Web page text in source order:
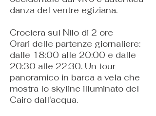
danza del ventre egiziana.
Crociera sul Nilo di 2 ore
Orari delle partenze giornaliere:
dalle 18:00 alle 20:00 e dalle
20:30 alle 22:30. Un tour
panoramico in barca a vela che
mostra lo skyline illuminato del
Cairo dall'acqua.